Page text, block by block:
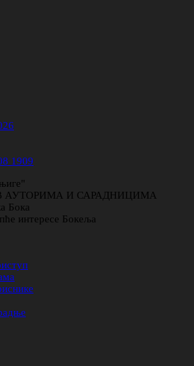
АУТОРИМА И САРАДНИЦИМА
Бока
интересе Бокеља